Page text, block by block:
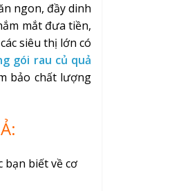
ngon, đầy dinh
mắt đưa tiền,
siêu thị lớn có
gói rau củ quả
bảo chất lượng
bạn biết về cơ